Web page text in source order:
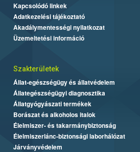
Kapcsolódó linkek
Adatkezelési tájékoztató
Akadálymentességi nyilatkozat
Üzemeltetési információ
Szakterületek
Állat-egészségügy és állatvédelem
Állategészségügyi diagnosztika
Állatgyógyászati termékek
Borászat és alkoholos italok
Élelmiszer- és takarmánybiztonság
Élelmiszerlánc-biztonsági laborhálózat
Járványvédelem